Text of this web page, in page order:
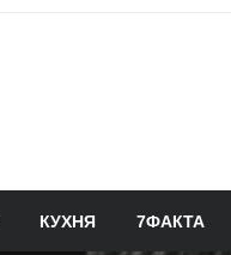
КУХНЯ 7ФАКТА